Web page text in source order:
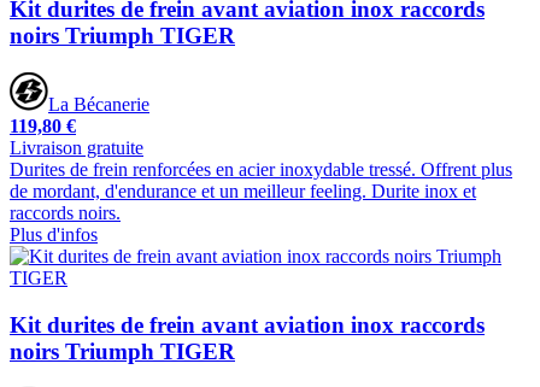
Kit durites de frein avant aviation inox raccords
noirs Triumph TIGER
La Bécanerie
119,80 €
Livraison gratuite
Durites de frein renforcées en acier inoxydable tressé. Offrent plus
de mordant, d'endurance et un meilleur feeling. Durite inox et
raccords noirs.
Plus d'infos
Kit durites de frein avant aviation inox raccords
noirs Triumph TIGER